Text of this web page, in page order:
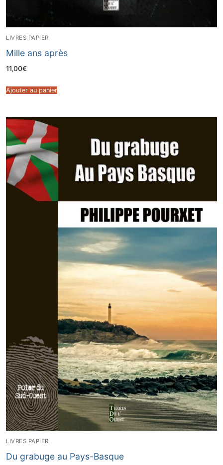
LIVRES PAPIER
Mille ans après
11,00€
Ajouter au panier
LIVRES PAPIER
Du grabuge au Pays-Basque